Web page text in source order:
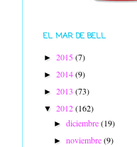
EL MAR DE BELL
► 2015(7)
► 2014(9)
► 2013 (73)
▼ 2012(162)
►diciembre(19)
►noviembre(9)